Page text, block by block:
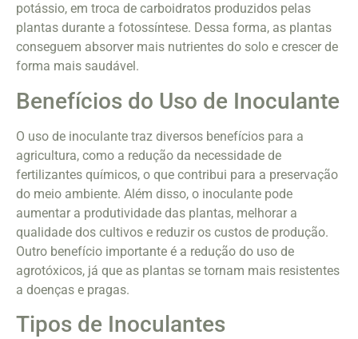
potássio, em troca de carboidratos produzidos pelas
plantas durante a fotossíntese. Dessa forma, as plantas
conseguem absorver mais nutrientes do solo e crescer de
forma mais saudável.
Benefícios do Uso de Inoculante
O uso de inoculante traz diversos benefícios para a
agricultura, como a redução da necessidade de
fertilizantes químicos, o que contribui para a preservação
do meio ambiente. Além disso, o inoculante pode
aumentar a produtividade das plantas, melhorar a
qualidade dos cultivos e reduzir os custos de produção.
Outro benefício importante é a redução do uso de
agrotóxicos, já que as plantas se tornam mais resistentes
a doenças e pragas.
Tipos de Inoculantes